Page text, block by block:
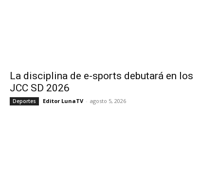
La disciplina de e-sports debutará en los
JCC SD 2026
Deportes Editor LunaTV - agosto 5, 2026